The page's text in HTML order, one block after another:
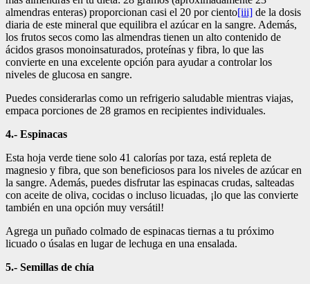
almendras enteras) proporcionan casi el 20 por ciento[iii] de la dosis
diaria de este mineral que equilibra el azúcar en la sangre. Además,
los frutos secos como las almendras tienen un alto contenido de
ácidos grasos monoinsaturados, proteínas y fibra, lo que las
convierte en una excelente opción para ayudar a controlar los
niveles de glucosa en sangre.
Puedes considerarlas como un refrigerio saludable mientras viajas,
empaca porciones de 28 gramos en recipientes individuales.
4.- Espinacas
Esta hoja verde tiene solo 41 calorías por taza, está repleta de
magnesio y fibra, que son beneficiosos para los niveles de azúcar en
la sangre. Además, puedes disfrutar las espinacas crudas, salteadas
con aceite de oliva, cocidas o incluso licuadas, ¡lo que las convierte
también en una opción muy versátil!
Agrega un puñado colmado de espinacas tiernas a tu próximo
licuado o úsalas en lugar de lechuga en una ensalada.
5.- Semillas de chía